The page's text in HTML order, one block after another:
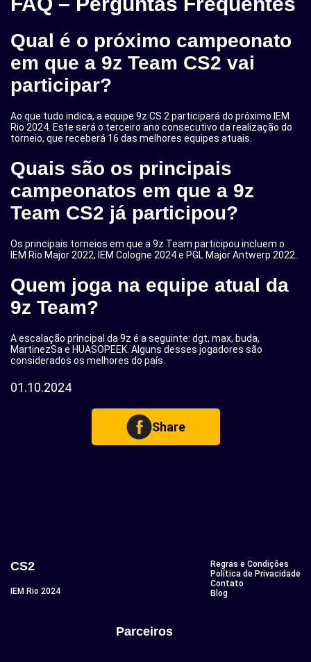
Qual é o próximo campeonato
em que a 9z Team CS2 vai
participar?
Ao que tudo indica, a equipe 9z CS 2 participará do próximo IEM
Rio 2024. Este será o terceiro ano consecutivo da realização do
torneio, que receberá 16 das melhores equipes atuais.
Quais são os principais
campeonatos em que a 9z
Team CS2 já participou?
Os principais torneios em que a 9z Team participou incluem o
IEM Rio Major 2022, IEM Cologne 2024 e PGL Major Antwerp 2022.
Quem joga na equipe atual da
9z Team?
A escalação principal da 9z é a seguinte: dgt, max, buda,
MartinezSa e HUASOPEEK. Alguns desses jogadores são
considerados os melhores do país.
01.10.2024
Share
CS2
IEM Rio 2024
Regras e Condições
Política de Privacidade
Contato
Blog
Parceiros